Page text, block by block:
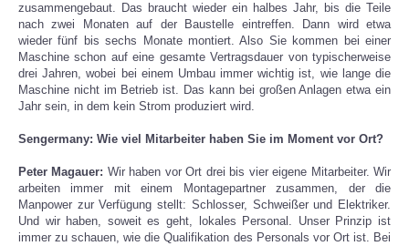
zusammengebaut. Das braucht wieder ein halbes Jahr, bis die Teile
nach zwei Monaten auf der Baustelle eintreffen. Dann wird etwa
wieder fünf bis sechs Monate montiert. Also Sie kommen bei einer
Maschine schon auf eine gesamte Vertragsdauer von typischerweise
drei Jahren, wobei bei einem Umbau immer wichtig ist, wie lange die
Maschine nicht im Betrieb ist. Das kann bei großen Anlagen etwa ein
Jahr sein, in dem kein Strom produziert wird.
Sengermany: Wie viel Mitarbeiter haben Sie im Moment vor Ort?
Peter Magauer: Wir haben vor Ort drei bis vier eigene Mitarbeiter. Wir
arbeiten immer mit einem Montagepartner zusammen, der die
Manpower zur Verfügung stellt: Schlosser, Schweißer und Elektriker.
Und wir haben, soweit es geht, lokales Personal. Unser Prinzip ist
immer zu schauen, wie die Qualifikation des Personals vor Ort ist. Bei